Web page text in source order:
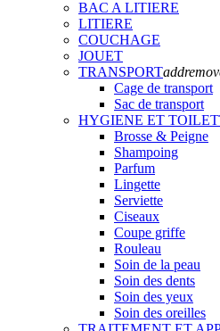
BAC A LITIERE
LITIERE
COUCHAGE
JOUET
TRANSPORTadd
Cage de transport
Sac de transport
HYGIENE ET
Brosse & Peigne
Shampoing
Parfum
Lingette
Serviette
Ciseaux
Coupe griffe
Rouleau
Soin de la peau
Soin des dents
Soin des yeux
Soin des oreilles